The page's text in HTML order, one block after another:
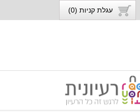
עגלת קניות (0)